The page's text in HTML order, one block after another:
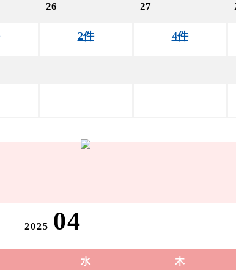
26
2件
27
4件
2025 04
水 木